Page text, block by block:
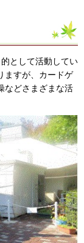
として活動してい
ますが、カードゲ
などさまざまな活